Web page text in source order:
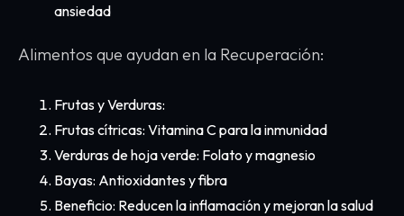
ansiedad
Alimentos que ayudan en la Recuperación:
Frutas y Verduras:
Frutas cítricas: Vitamina C para la inmunidad
Verduras de hoja verde: Folato y magnesio
Bayas: Antioxidantes y fibra
Beneficio: Reducen la inflamación y mejoran la salud